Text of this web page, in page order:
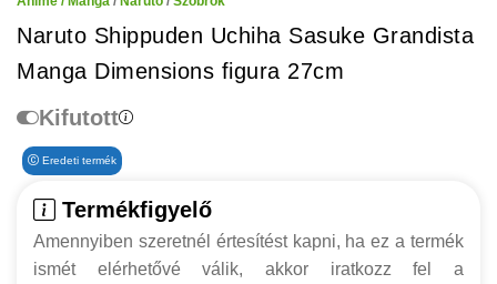
Naruto Shippuden Uchiha Sasuke Grandista
Manga Dimensions figura 27cm
Kifutott
Eredeti termék
Termékfigyelő
Amennyiben szeretnél értesítést kapni, ha ez a termék
ismét elérhetővé válik, akkor iratkozz fel a